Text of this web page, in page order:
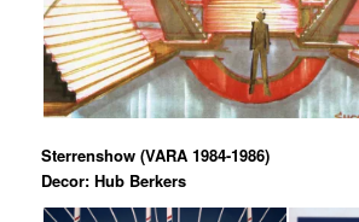
Sterrenshow (VARA 1984-1986)
Decor: Hub Berkers